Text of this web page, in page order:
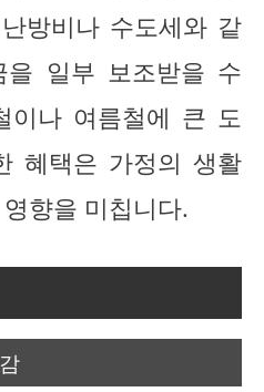
방비나 수도세와 같
을 일부 보조받을 수
이나 여름철에 큰 도
혜택은 가정의 생활
향을 미칩니다.